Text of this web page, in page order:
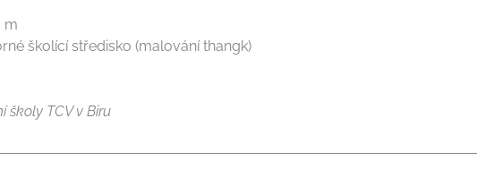
m
školící středisko (malování thangk)
školy TCV v Biru